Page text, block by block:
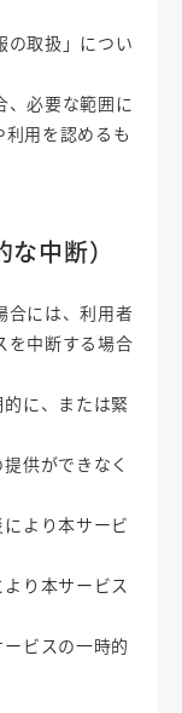
の取扱」につい
、必要な範囲に
用を認めるも
中断）
合には、利用者
を中断する場合
に、または緊
供ができなく
より本サービ
り本サービス
ビスの一時的